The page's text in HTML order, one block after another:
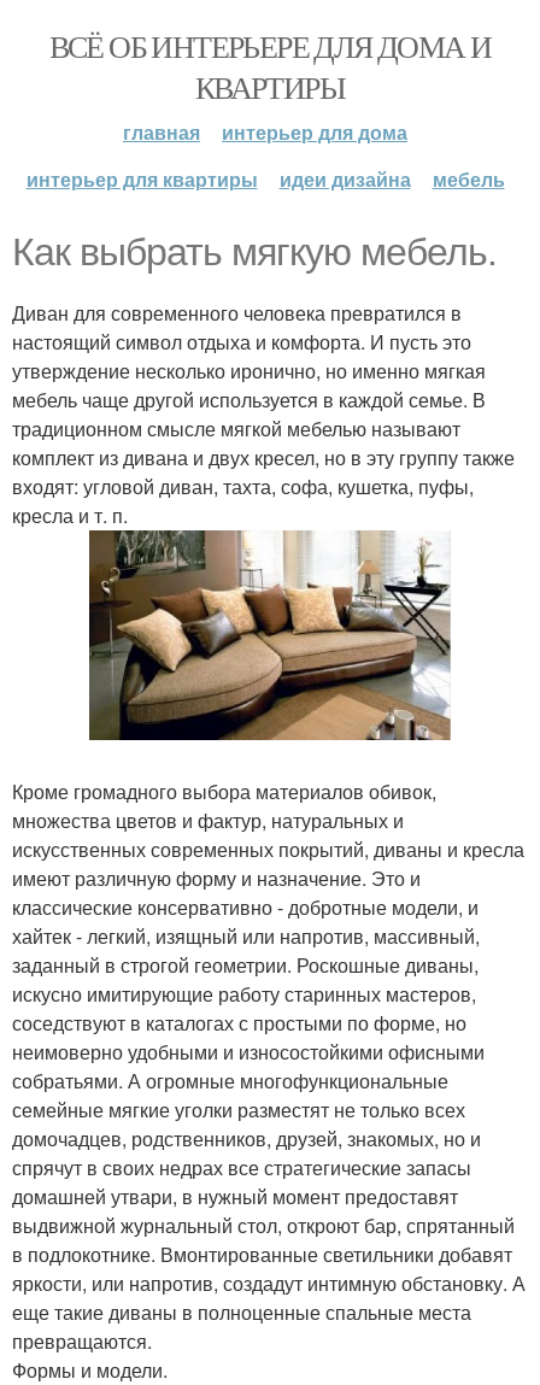
ВСЁ ОБ ИНТЕРЬЕРЕ ДЛЯ ДОМА И
КВАРТИРЫ
главная
интерьер для дома
интерьер для квартиры
идеи дизайна мебель
Как выбрать мягкую мебель.
Диван для современного человека превратился в
настоящий символ отдыха и комфорта. И пусть это
утверждение несколько иронично, но именно мягкая
мебель чаще другой используется в каждой семье. В
традиционном смысле мягкой мебелью называют
комплект из дивана и двух кресел, но в эту группу также
входят: угловой диван, тахта, софа, кушетка, пуфы,
кресла и т. п.
Кроме громадного выбора материалов обивок,
множества цветов и фактур, натуральных и
искусственных современных покрытий, диваны и кресла
имеют различную форму и назначение. Это и
классические консервативно - добротные модели, и
хайтек - легкий, изящный или напротив, массивный,
заданный в строгой геометрии. Роскошные диваны,
искусно имитирующие работу старинных мастеров,
соседствуют в каталогах с простыми по форме, но
неимоверно удобными и износостойкими офисными
собратьями. А огромные многофункциональные
семейные мягкие уголки разместят не только всех
домочадцев, родственников, друзей, знакомых, но и
спрячут в своих недрах все стратегические запасы
домашней утвари, в нужный момент предоставят
выдвижной журнальный стол, откроют бар, спрятанный
в подлокотнике. Вмонтированные светильники добавят
яркости, или напротив, создадут интимную обстановку. А
еще такие диваны в полноценные спальные места
превращаются.
Формы и модели.